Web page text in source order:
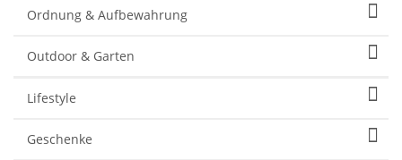
Ordnung & Aufbewahrung
Outdoor & Garten
Lifestyle
Geschenke